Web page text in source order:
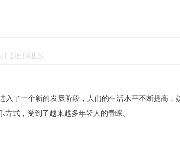
DETAILS
入了一个新的发展阶段，人们的生活水平不断提高
式，受到了越来越多年轻人的青睐。